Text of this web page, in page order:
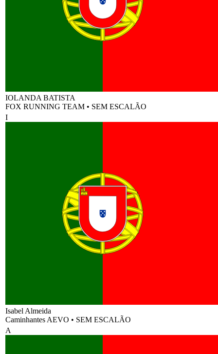
IOLANDA BATISTA
FOX RUNNING TEAM • SEM ESCALÃO
I
Isabel Almeida
Caminhantes AEVO • SEM ESCALÃO
A